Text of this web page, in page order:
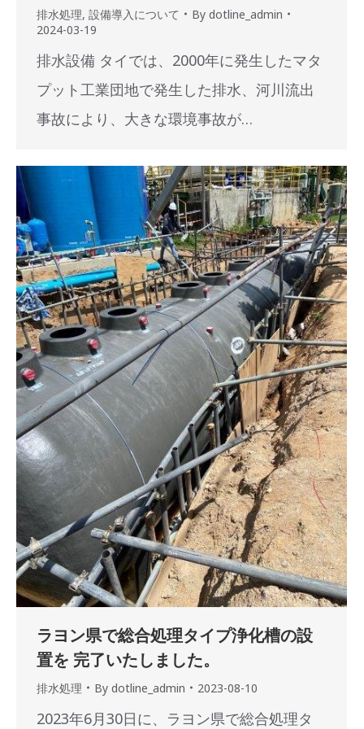
排水処理, 設備導入について By dotline_admin
2024-03-19
排水設備 タイでは、2000年に発生したマタ
プット工業団地で発生した排水、河川流出
事故により、大きな環境事故が…
ラヨン県で総合処理タイプ浄化槽の設
置を 完了いたしました。
排水処理 By dotline_admin 2023-08-10
2023年6月30日に、ラヨン県で総合処理タ